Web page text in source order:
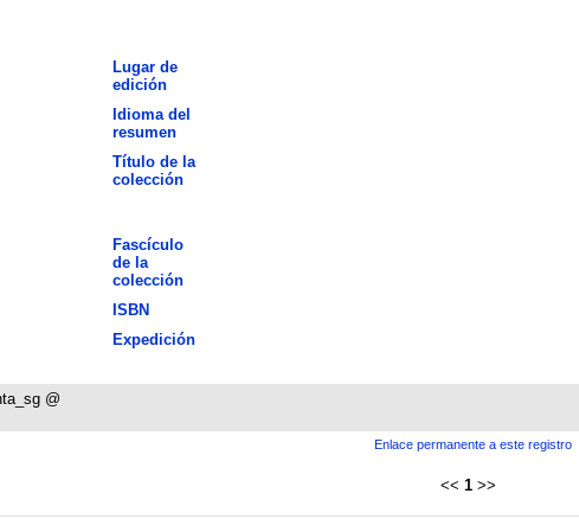
Lugar de
edición
Idioma del
resumen
Título de la
colección
Fascículo
de la
colección
ISBN
Expedición
@
Enlace permanente a este registro
<< 1 >>